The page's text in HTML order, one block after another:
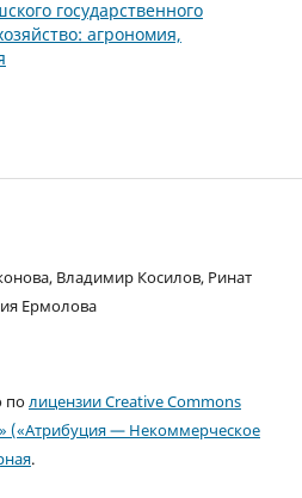
государственного
агрономия,
Владимир Косилов, Ринат
Ермолова
полицензии Creative Commons
(«Атрибуция — Некоммерческое
.